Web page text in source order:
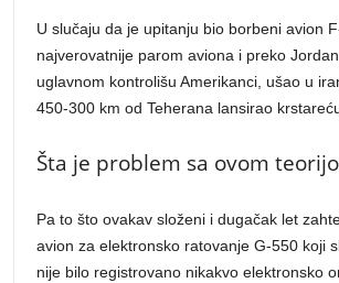
U slučaju da je upitanju bio borbeni avion
najverovatnije parom aviona i preko
uglavnom kontrolišu Amerikanci, ušao u
450-300 km od Teherana lansirao
Šta je problem sa ovom
Pa to što ovakav složeni i dugačak let
avion za elektronsko ratovanje G-550 koji
nije bilo registrovano nikakvo elektronsko